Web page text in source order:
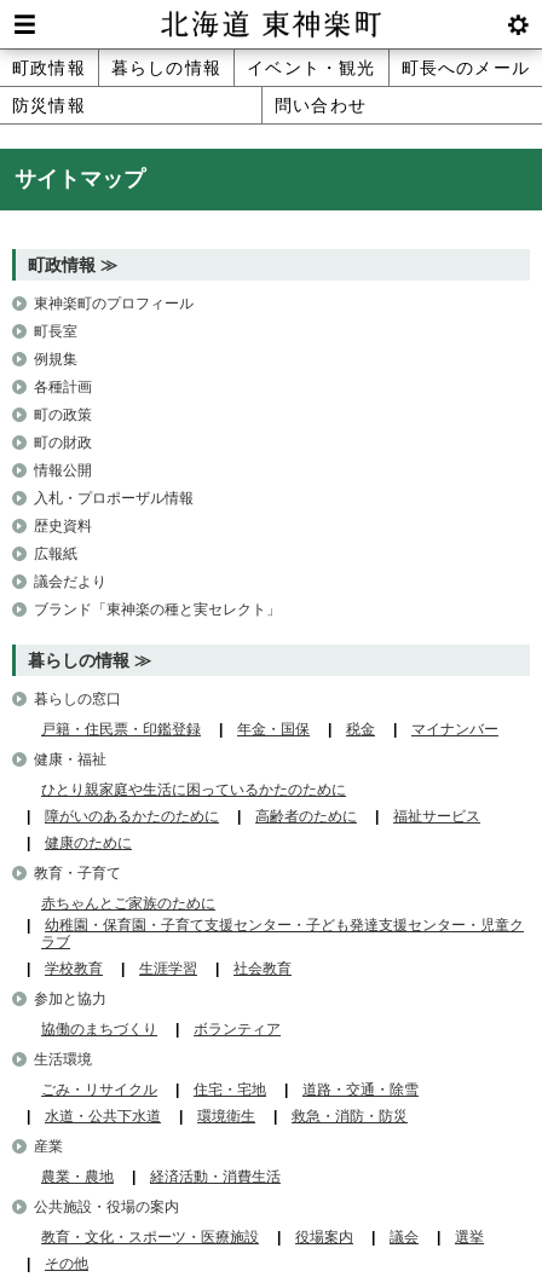
本
文
へ
メ
Men
u
btnS
ettin
北海道 東神楽町 Hokkaido
メ
ニ
ュ
町政情報 暮らしの情報 イベント・観光
町長へのメール
防災情報
問い合わせ
サイトマップ
町政情報
東神楽町のプロフィール
町長室
例規集
各種計画
町の政策
町の財政
情報公開
入札・プロポーザル情報
歴史資料
広報紙
議会だより
ブランド「東神楽の種と実セレクト」
暮らしの情報
暮らしの窓口
戸籍・住民票・印鑑登録
年金・国保 税金
マイナンバー
健康・福祉
ひとり親家庭や生活に困っているかたのために
障がいのあるかたのために
高齢者のために
福祉サービス
健康のために
教育・子育て
赤ちゃんとご家族のために
幼稚園・保育園・子育て支援センター・子ども発達支援センター・児童ク
ラブ
学校教育
生涯学習
社会教育
参加と協力
協働のまちづくり
ボランティア
生活環境
ごみ・リサイクル
住宅・宅地
道路・交通・除雪
水道・公共下水道
環境衛生
救急・消防・防災
産業
農業・農地
経済活動・消費生活
公共施設・役場の案内
教育・文化・スポーツ・医療施設
役場案内 議会
選挙
その他